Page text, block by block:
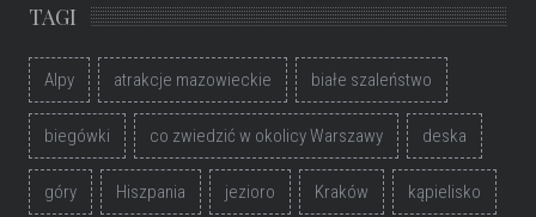
TAGI
Alpy atrakcje mazowieckie białe szaleństwo
biegówki co zwiedzić w okolicy Warszawy deska
góry Hiszpania jezioro Kraków kąpielisko